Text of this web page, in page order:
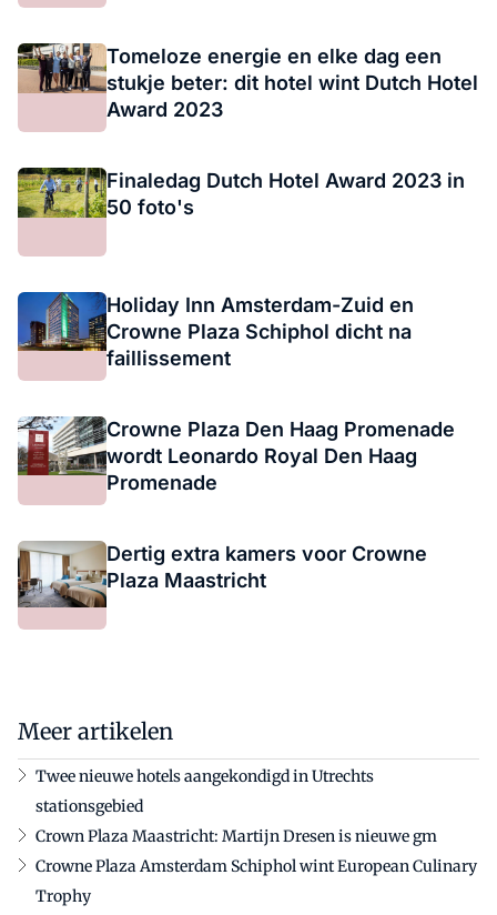
Tomeloze energie en elke dag een
stukje beter: dit hotel wint Dutch Hotel
Award 2023
Finaledag Dutch Hotel Award 2023 in
50 foto's
Holiday Inn Amsterdam-Zuid en
Crowne Plaza Schiphol dicht na
faillissement
Crowne Plaza Den Haag Promenade
wordt Leonardo Royal Den Haag
Promenade
Dertig extra kamers voor Crowne
Plaza Maastricht
Meer artikelen
Twee nieuwe hotels aangekondigd in Utrechts
stationsgebied
Crown Plaza Maastricht: Martijn Dresen is nieuwe gm
Crowne Plaza Amsterdam Schiphol wint European Culinary
Trophy